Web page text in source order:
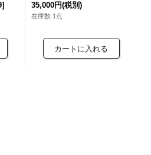
]
35,000円(税別)
在庫数 1点